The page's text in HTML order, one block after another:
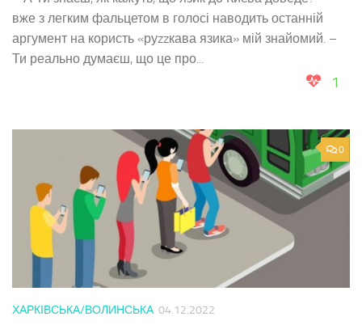
вже з легким фальцетом в голосі наводить останній
аргумент на користь «руzzкава язика» мій знайомий. –
Ти реально думаєш, що це про...
1
0
ХАРКІВСЬКА/ВОЛИНСЬКА 04.12.2022